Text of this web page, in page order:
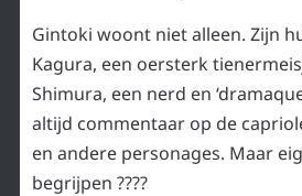
Gintoki woont niet alleen. Zijn
Kagura, een oersterk
Shimura, een nerd en
altijd commentaar op de
en andere personages. Maar
begrijpen ????